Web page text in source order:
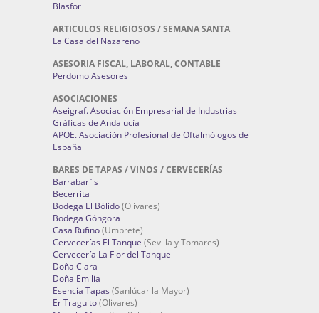
Blasfor
ARTICULOS RELIGIOSOS / SEMANA SANTA
La Casa del Nazareno
ASESORIA FISCAL, LABORAL, CONTABLE
Perdomo Asesores
ASOCIACIONES
Aseigraf. Asociación Empresarial de Industrias
Gráficas de Andalucía
APOE. Asociación Profesional de Oftalmólogos de
España
BARES DE TAPAS / VINOS / CERVECERÍAS
Barrabar´s
Becerrita
Bodega El Bólido(Olivares)
Bodega Góngora
Casa Rufino(Umbrete)
Cervecerías El Tanque (Sevilla y Tomares)
Cervecería La Flor del Tanque
Doña Clara
Doña Emilia
Esencia Tapas (Sanlúcar la Mayor)
Er Traguito(Olivares)